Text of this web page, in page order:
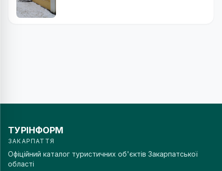
ТУРІНФОРМ
ЗАКАРПАТТЯ
Офіційний каталог туристичних об'єктів Закарпатської
області